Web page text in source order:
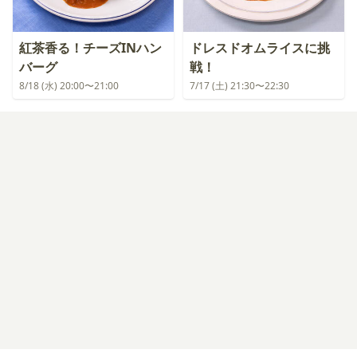
紅茶香る！チーズINハン
バーグ
8/18 (水) 20:00〜21:00
ドレスドオムライスに挑
戦！
7/17 (土) 21:30〜22:30